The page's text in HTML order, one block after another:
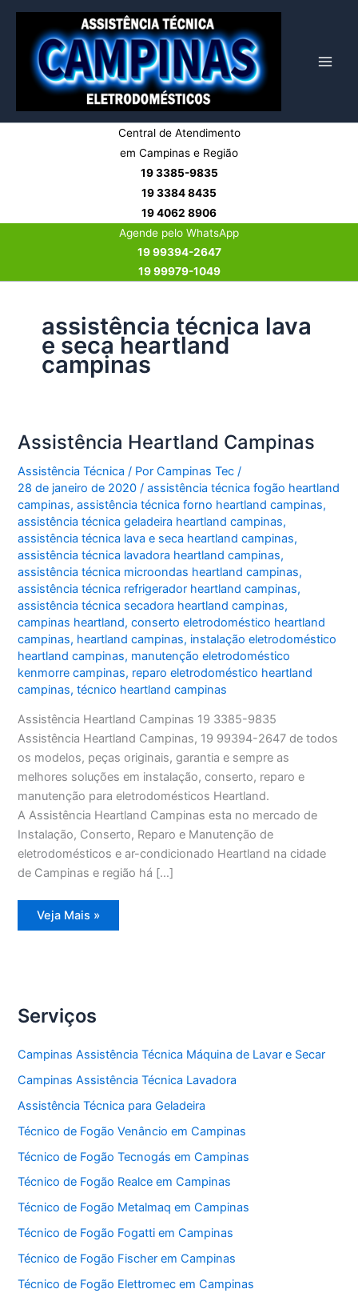
conteúdo
Central de Atendimento
em Campinas e Região
19 3385-9835
19 3384 8435
19 4062 8906
Agende pelo WhatsApp
19 99394-2647
19 99979-1049
assistência técnica lava
e seca heartland
campinas
Assistência Heartland Campinas
Assistência Técnica / PorCampinas Tec/
28 de janeiro de 2020 /assistência técnica fogão heartland
campinas,assistência técnica forno heartland campinas,
assistência técnica geladeira heartland campinas,
assistência técnica lava e seca heartland campinas,
assistência técnica lavadora heartland campinas,
assistência técnica microondas heartland campinas,
assistência técnica refrigerador heartland campinas,
assistência técnica secadora heartland campinas,
campinas heartland,conserto eletrodoméstico heartland
campinas, heartland campinas, instalação eletrodoméstico
heartland campinas, manutenção eletrodoméstico
kenmorre campinas, reparo eletrodoméstico heartland
campinas,técnico heartland campinas
Assistência Heartland Campinas 19 3385-9835
Assistência Heartland Campinas, 19 99394-2647 de todos
os modelos, peças originais, garantia e sempre as
melhores soluções em instalação, conserto, reparo e
manutenção para eletrodomésticos Heartland.
A Assistência Heartland Campinas esta no mercado de
Instalação, Conserto, Reparo e Manutenção de
eletrodomésticos e ar-condicionado Heartland na cidade
de Campinas e região há […]
Assistência
Heartland
Veja Mais »
Serviços
Campinas Assistência Técnica Máquina de Lavar e Secar
Campinas Assistência Técnica Lavadora
Assistência Técnica para Geladeira
Técnico de Fogão Venâncio em Campinas
Técnico de Fogão Tecnogás em Campinas
Técnico de Fogão Realce em Campinas
Técnico de Fogão Metalmaq em Campinas
Técnico de Fogão Fogatti em Campinas
Técnico de Fogão Fischer em Campinas
Técnico de Fogão Elettromec em Campinas